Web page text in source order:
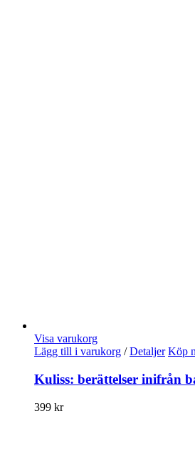
Visa varukorg
Lägg till i varukorg / Detaljer Köp
Kuliss: berättelser inifrån
399 kr